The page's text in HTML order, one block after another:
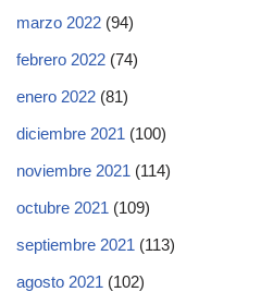
marzo 2022 (94)
febrero 2022 (74)
enero 2022 (81)
diciembre 2021 (100)
noviembre 2021 (114)
octubre 2021 (109)
septiembre 2021 (113)
agosto 2021 (102)